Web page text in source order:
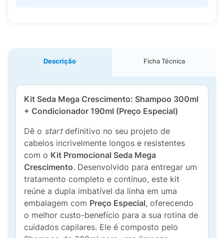
Descrição Ficha Técnica
Kit Seda Mega Crescimento: Shampoo 300ml
+ Condicionador 190ml (Preço Especial)
Dê o startdefinitivo no seu projeto de
cabelos incrivelmente longos e resistentes
com o Kit Promocional Seda Mega
Crescimento. Desenvolvido para entregar um
tratamento completo e contínuo, este kit
reúne a dupla imbatível da linha em uma
embalagem com Preço Especial, oferecendo
o melhor custo-benefício para a sua rotina de
cuidados capilares. Ele é composto pelo